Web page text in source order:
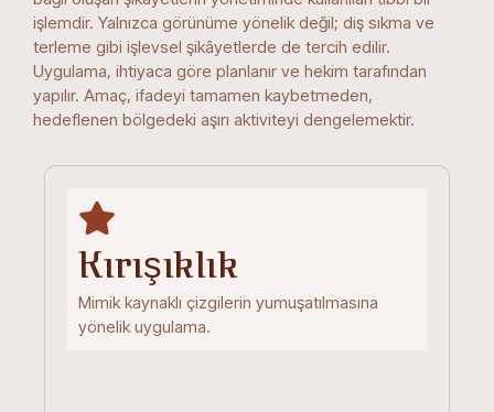
işlemdir. Yalnızca görünüme yönelik değil; diş sıkma ve
terleme gibi işlevsel şikâyetlerde de tercih edilir.
Uygulama, ihtiyaca göre planlanır ve hekim tarafından
yapılır. Amaç, ifadeyi tamamen kaybetmeden,
hedeflenen bölgedeki aşırı aktiviteyi dengelemektir.
Kırışıklık
Mimik kaynaklı çizgilerin yumuşatılmasına
yönelik uygulama.